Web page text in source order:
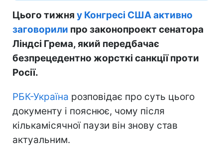
Цього тижня у Конгресі США активно
заговорили про законопроект сенатора
Ліндсі Грема, який передбачає
безпрецедентно жорсткі санкції проти
Росії.
РБК-Україна розповідає про суть цього
документу і пояснює, чому після
кількамісячної паузи він знову став
актуальним.